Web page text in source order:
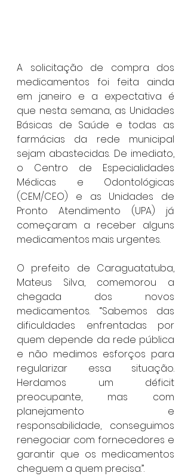
A solicitação de compra dos
medicamentos foi feita ainda
em janeiro e a expectativa é
que nesta semana, as Unidades
Básicas de Saúde e todas as
farmácias da rede municipal
sejam abastecidas. De imediato,
o Centro de Especialidades
Médicas e Odontológicas
(CEM/CEO) e as Unidades de
Pronto Atendimento (UPA) já
começaram a receber alguns
medicamentos mais urgentes.
O prefeito de Caraguatatuba,
Mateus Silva, comemorou a
chegada dos novos
medicamentos. “Sabemos das
dificuldades enfrentadas por
quem depende da rede pública
e não medimos esforços para
regularizar essa situação.
Herdamos um déficit
preocupante, mas com
planejamento e
responsabilidade, conseguimos
renegociar com fornecedores e
garantir que os medicamentos
cheguem a quem precisa.”.